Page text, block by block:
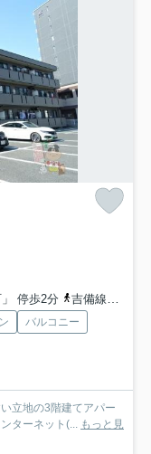
停歩2分
吉備線「備前三門」駅 徒歩14分
バルコニー
立地の3階建てアパー
ターネット(... もっと見